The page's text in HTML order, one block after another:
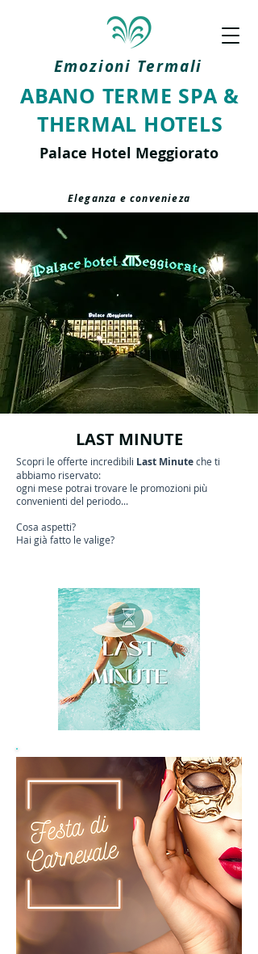
ABANO TERME SPA &
THERMAL HOTELS
Emozioni Termali
Palace Hotel Meggiorato
Eleganza e convenieza
LAST MINUTE
Scopri le offerte incredibili Last Minuteche ti
abbiamo riservato:
ogni mese potrai trovare le promozioni più
convenienti del periodo...
Cosa aspetti?
Hai già fatto le valige?